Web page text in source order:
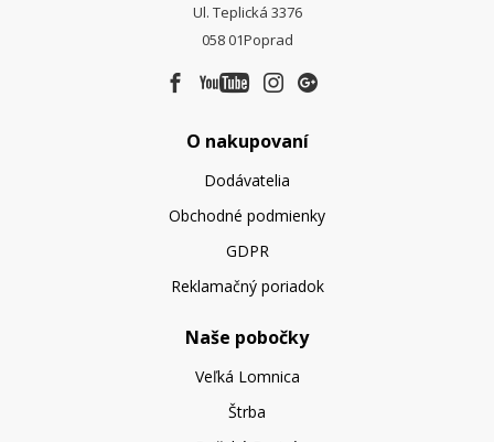
Ul. Teplická 3376
058 01Poprad
O nakupovaní
Dodávatelia
Obchodné podmienky
GDPR
Reklamačný poriadok
Naše pobočky
Veľká Lomnica
Štrba